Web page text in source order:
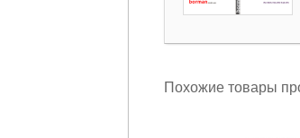
Похожие товары